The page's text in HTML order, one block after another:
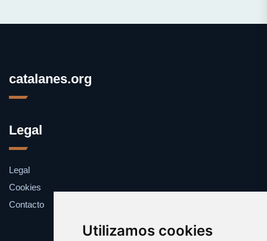
Utilizamos cookies
catalanes.org
Legal
Legal
Cookies
Contacto